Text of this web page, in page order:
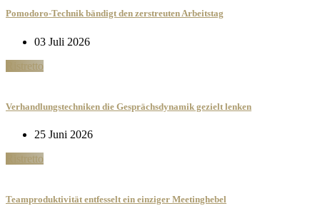
Pomodoro-Technik bändigt den zerstreuten Arbeitstag
03 Juli 2026
Ristretto
Verhandlungstechniken die Gesprächsdynamik gezielt lenken
25 Juni 2026
Ristretto
Teamproduktivität entfesselt ein einziger Meetinghebel